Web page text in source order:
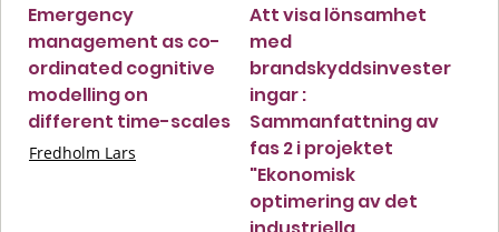
Emergency
management as co-
ordinated cognitive
modelling on
different time-scales
Fredholm Lars
Att visa lönsamhet
med
brandskyddsinvester
ingar :
Sammanfattning av
fas 2 i projektet
"Ekonomisk
optimering av det